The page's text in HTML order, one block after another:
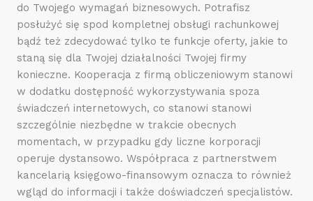
do Twojego wymagań biznesowych. Potrafisz
posłużyć się spod kompletnej obsługi rachunkowej
bądź też zdecydować tylko te funkcje oferty, jakie to
staną się dla Twojej działalności Twojej firmy
konieczne. Kooperacja z firmą obliczeniowym stanowi
w dodatku dostępność wykorzystywania spoza
świadczeń internetowych, co stanowi stanowi
szczególnie niezbędne w trakcie obecnych
momentach, w przypadku gdy liczne korporacji
operuje dystansowo. Współpraca z partnerstwem
kancelarią księgowo-finansowym oznacza to również
wgląd do informacji i także doświadczeń specjalistów.